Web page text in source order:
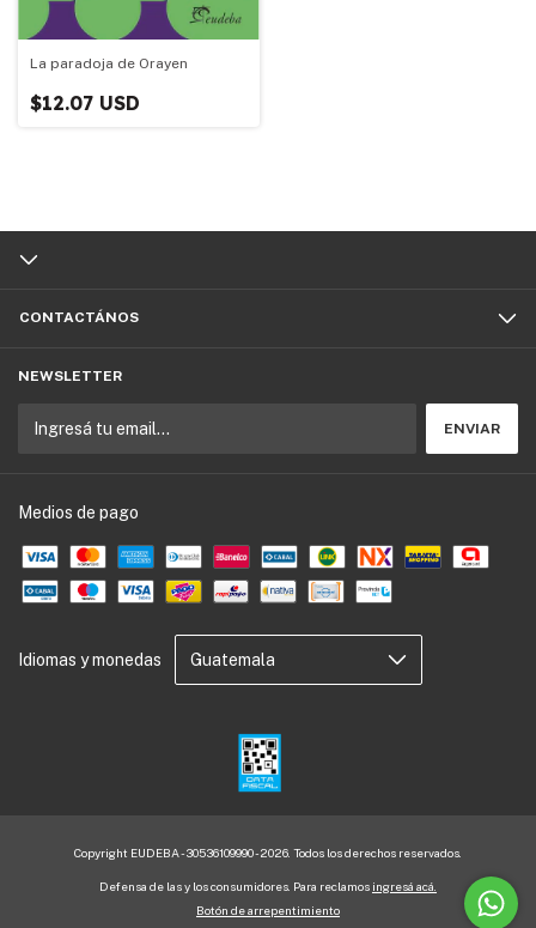
La paradoja de Orayen
$12.07 USD
CONTACTÁNOS
NEWSLETTER
Medios de pago
Idiomas y monedas
Copyright EUDEBA - 30536109990 - 2026. Todos los derechos reservados.
Defensa de las y los consumidores. Para reclamos ingresá acá.
Botón de arrepentimiento